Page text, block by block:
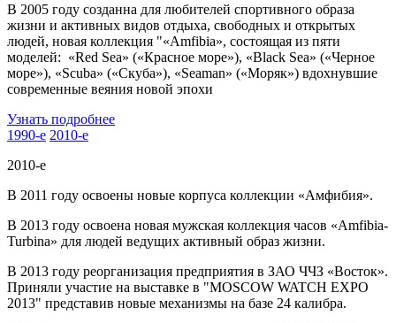
В 2005 году созданна для любителей спортивного образа
жизни и активных видов отдыха, свободных и открытых
людей, новая коллекция "«Amfibia», состоящая из пяти
моделей: «Red Sea» («Красное море»), «Black Sea» («Черное
море»), «Scuba» («Скуба»), «Seaman» («Моряк») вдохнувшие
современные веяния новой эпохи
Узнать подробнее
1990-е 2010-е
2010-е
В 2011 году освоены новые корпуса коллекции «Амфибия».
В 2013 году освоена новая мужская коллекция часов «Amfibia-
Turbina» для людей ведущих активный образ жизни.
В 2013 году реорганизация предприятия в ЗАО ЧЧЗ «Восток».
Приняли участие на выставке в "MOSCOW WATCH EXPO
2013" представив новые механизмы на базе 24 калибра.